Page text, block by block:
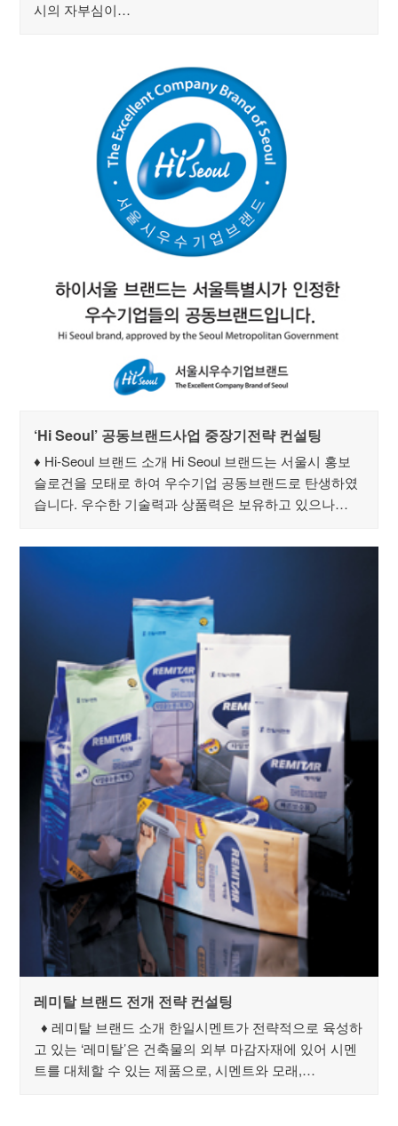
시의 자부심이…
‘Hi Seoul’ 공동브랜드사업 중장기전략 컨설팅
♦ Hi-Seoul 브랜드 소개 Hi Seoul 브랜드는 서울시 홍보
슬로건을 모태로 하여 우수기업 공동브랜드로 탄생하였
습니다. 우수한 기술력과 상품력은 보유하고 있으나…
레미탈 브랜드 전개 전략 컨설팅
♦ 레미탈 브랜드 소개 한일시멘트가 전략적으로 육성하
고 있는 ‘레미탈’은 건축물의 외부 마감자재에 있어 시멘
트를 대체할 수 있는 제품으로, 시멘트와 모래,…